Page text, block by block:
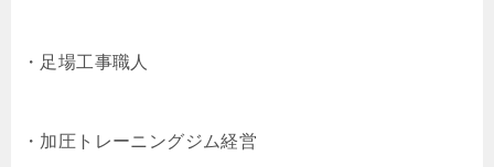
・足場工事職人
・加圧トレーニングジム経営